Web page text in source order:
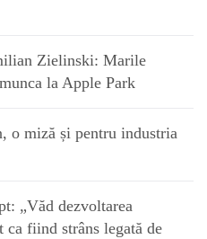
Zielinski: Marile
la Apple Park
o miză și pentru industria
„Văd dezvoltarea
ca fiind strâns legată de